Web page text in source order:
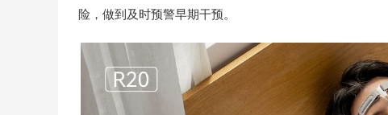
险，做到及时预警早期干预。